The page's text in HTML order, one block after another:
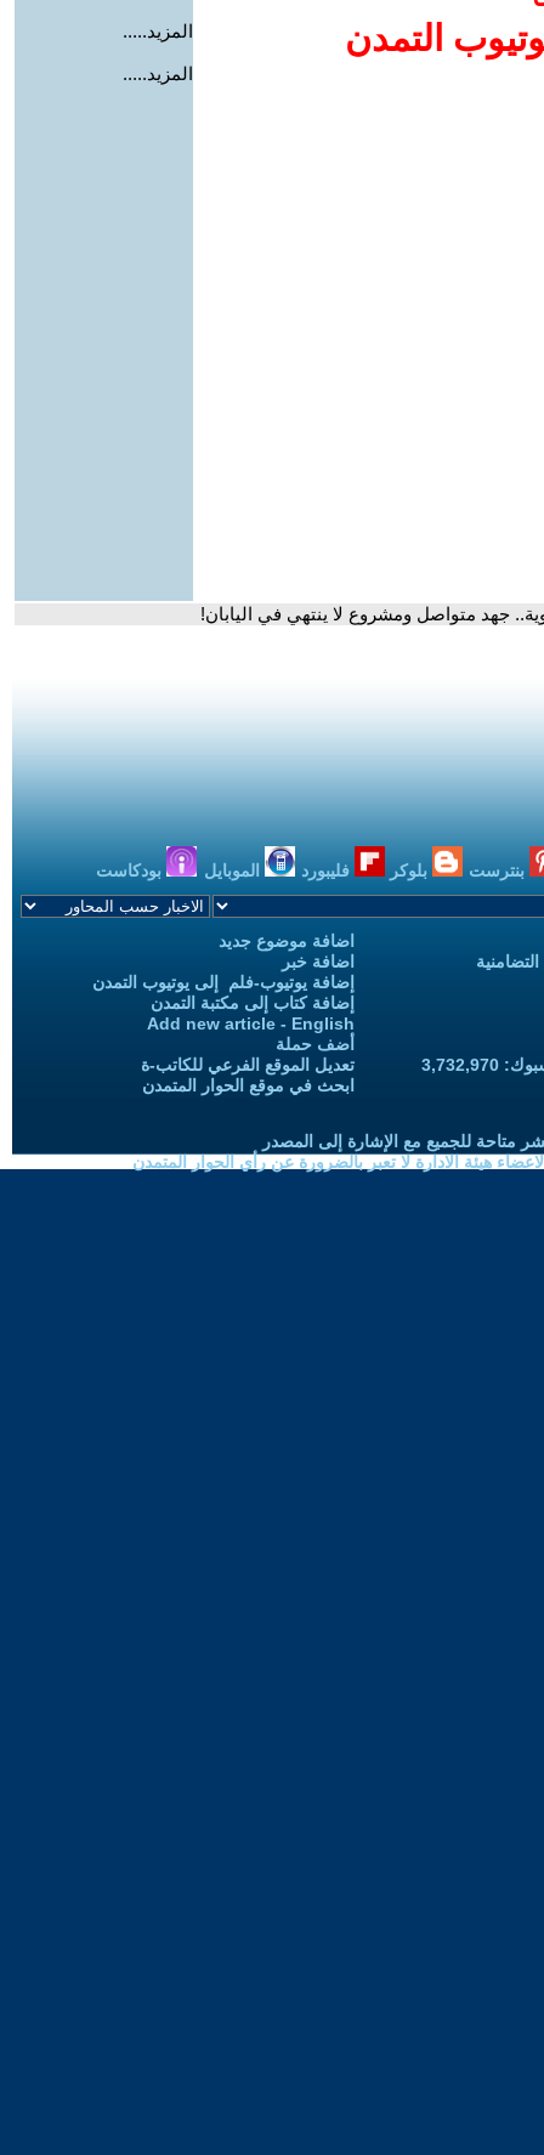
التمدن
المزيد.....
المزيد.....
جهد متواصل ومشروع لا ينتهي في اليابان!
بنترست بلوكر فليبورد الموبايل بودكاست
اضافة موضوع جديد
اضافة خبر
إضافة يوتيوب-فلم إلى يوتيوب التمدن
إضافة كتاب إلى مكتبة التمدن
Add new article - English
أضف حملة
تعديل الموقع الفرعي للكاتب-ة
ابحث في موقع الحوار المتمدن
متاحة للجميع مع الإشارة إلى المصدر
هيئة الادارة لا تعبر بالضرورة عن رأي الحوار المتمدن